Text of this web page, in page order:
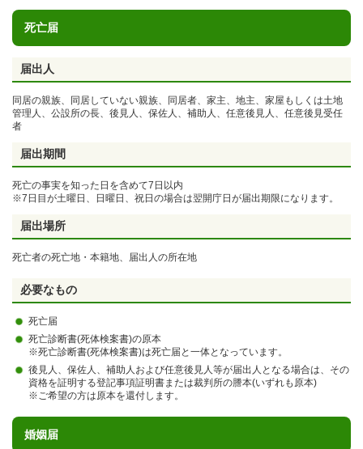
死亡届
届出人
同居の親族、同居していない親族、同居者、家主、地主、家屋もしくは土地
管理人、公設所の長、後見人、保佐人、補助人、任意後見人、任意後見受任
者
届出期間
死亡の事実を知った日を含めて7日以内
※7日目が土曜日、日曜日、祝日の場合は翌開庁日が届出期限になります。
届出場所
死亡者の死亡地・本籍地、届出人の所在地
必要なもの
死亡届
死亡診断書(死体検案書)の原本
※死亡診断書(死体検案書)は死亡届と一体となっています。
後見人、保佐人、補助人および任意後見人等が届出人となる場合は、その
資格を証明する登記事項証明書または裁判所の謄本(いずれも原本)
※ご希望の方は原本を還付します。
婚姻届